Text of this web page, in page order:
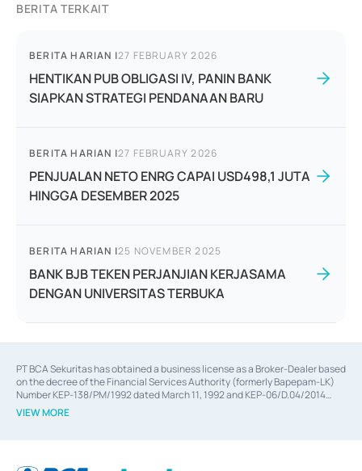
BERITA TERKAIT
BERITA HARIAN |27 FEBRUARY 2026
HENTIKAN PUB OBLIGASI IV, PANIN BANK
SIAPKAN STRATEGI PENDANAAN BARU
BERITA HARIAN |27 FEBRUARY 2026
PENJUALAN NETO ENRG CAPAI USD498,1 JUTA
HINGGA DESEMBER 2025
BERITA HARIAN |25 NOVEMBER 2025
BANK BJB TEKEN PERJANJIAN KERJASAMA
DENGAN UNIVERSITAS TERBUKA
PT BCA Sekuritas has obtained a business license as a Broker-Dealer based
on the decree of the Financial Services Authority (formerly Bapepam-LK)
Number KEP-138/PM/1992 dated March 11, 1992 and KEP-06/D.04/2014
dated February 28, 2014, a business license as an Underwriter based on the
decree of the Financial Services Authority Number KEP-12/PM/PEE/1997
VIEW MORE